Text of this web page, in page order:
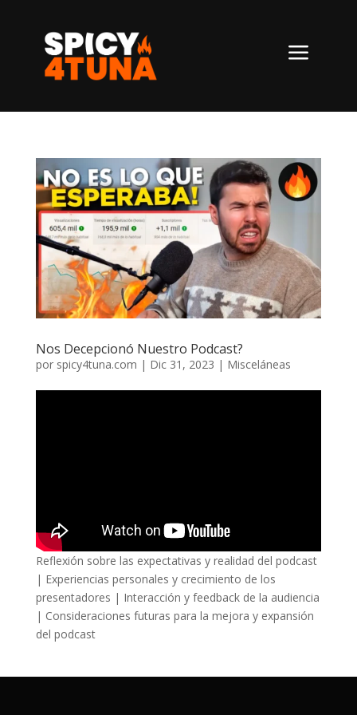
a
Nos Decepcionó Nuestro Podcast?
por spicy4tuna.com | Dic 31, 2023 | Misceláneas
Reflexión sobre las expectativas y realidad del podcast
| Experiencias personales y crecimiento de los
presentadores | Interacción y feedback de la audiencia
| Consideraciones futuras para la mejora y expansión
del podcast